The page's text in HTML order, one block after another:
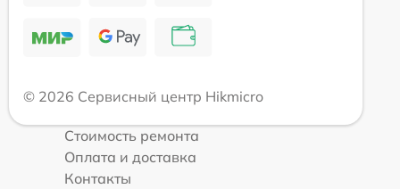
© 2026 Сервисный центр Hikmicro
Стоимость ремонта
Оплата и доставка
Контакты